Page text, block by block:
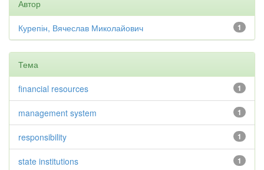
Автор
1
Курепін, Вячеслав Миколайович
Тема
1
financial resources
1
management system
1
responsibility
1
state institutions